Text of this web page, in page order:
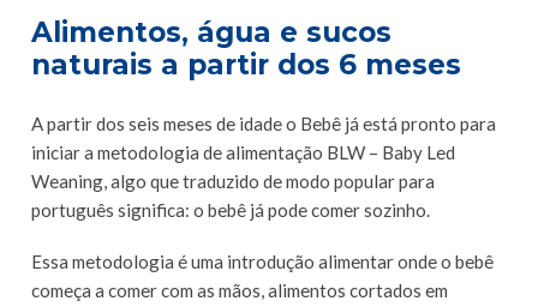
Alimentos, água e sucos
naturais a partir dos 6 meses
A partir dos seis meses de idade o Bebê já está pronto para
iniciar a metodologia de alimentação BLW – Baby Led
Weaning, algo que traduzido de modo popular para
português significa: o bebê já pode comer sozinho.
Essa metodologia é uma introdução alimentar onde o bebê
começa a comer com as mãos, alimentos cortados em